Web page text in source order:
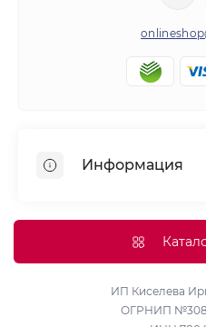
Информация
Доставка
Политика
персональных данных
ИП Киселева
ОГРНИП